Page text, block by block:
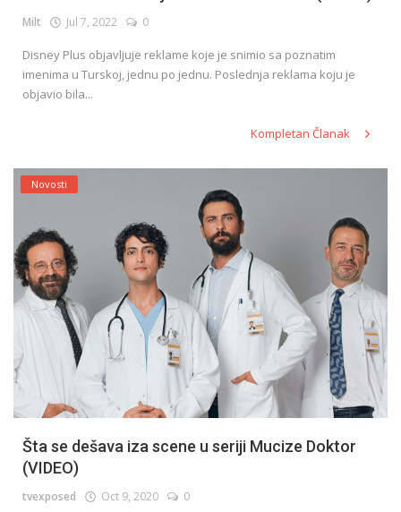
English
Milt Jul 7, 2022 0
Disney Plus objavljuje reklame koje je snimio sa poznatim
imenima u Turskoj, jednu po jednu. Poslednja reklama koju je
objavio bila...
Kompletan Članak
Novosti
Šta se dešava iza scene u seriji Mucize Doktor
(VIDEO)
tvexposed Oct 9, 2020 0